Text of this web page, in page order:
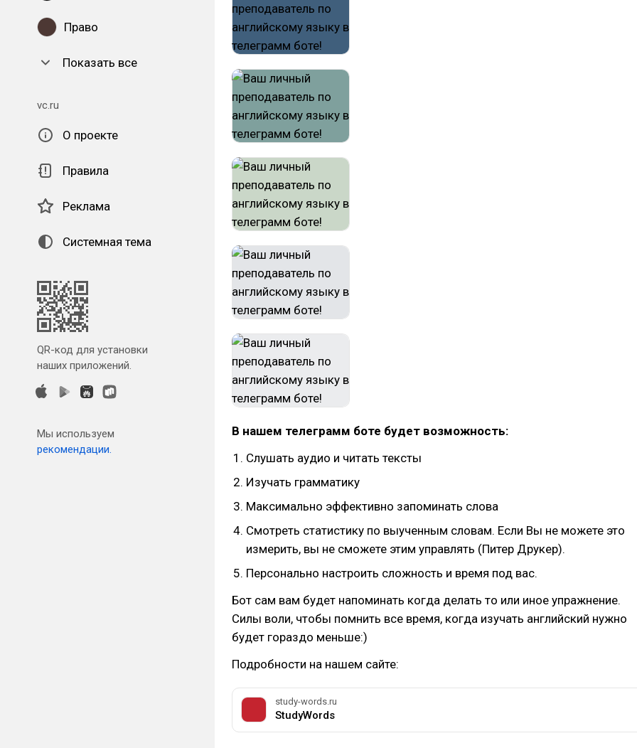
Право
Показать все
vc.ru
О проекте
Правила
Реклама
Системная тема
QR-код для установки
наших приложений.
Мы используем
рекомендации.
В нашем телеграмм боте будет возможность:
Слушать аудио и читать тексты
Изучать грамматику
Максимально эффективно запоминать слова
Смотреть статистику по выученным словам. Если Вы не можете это
измерить, вы не сможете этим управлять (Питер Друкер).
Персонально настроить сложность и время под вас.
Бот сам вам будет напоминать когда делать то или иное упражнение.
Силы воли, чтобы помнить все время, когда изучать английский нужно
будет гораздо меньше:)
Подробности на нашем сайте:
study-words.ru
StudyWords